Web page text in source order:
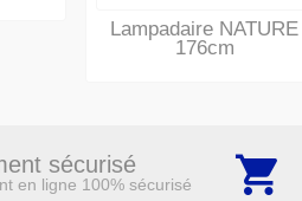
Lampadaire NATURE
176cm
sécurisé
en ligne 100% sécurisé